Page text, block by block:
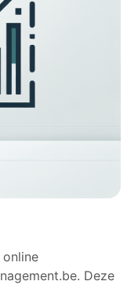
Deze